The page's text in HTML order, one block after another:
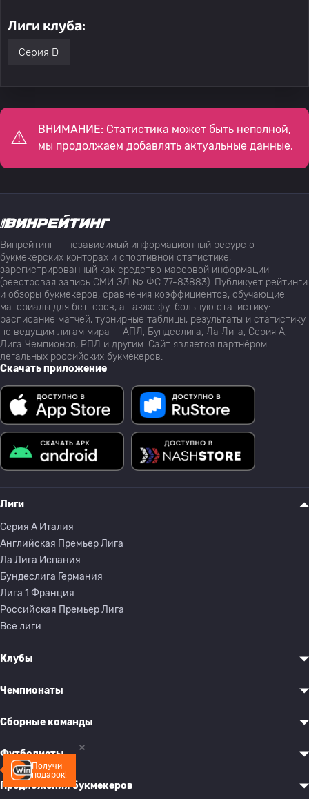
Лиги клуба:
Серия D
ВНИМАНИЕ: Статистика может быть неполной,
мы продолжаем добавлять актуальные данные.
Получи
подарок!
Винрейтинг — независимый информационный ресурс о
букмекерских конторах и спортивной статистике,
зарегистрированный как средство массовой информации
(реестровая запись СМИ ЭЛ № ФС 77-83883). Публикует рейтинги
и обзоры букмекеров, сравнения коэффициентов, обучающие
материалы для беттеров, а также футбольную статистику:
расписание матчей, турнирные таблицы, результаты и статистику
по ведущим лигам мира — АПЛ, Бундеслига, Ла Лига, Серия А,
Лига Чемпионов, РПЛ и другим. Сайт является партнёром
легальных российских букмекеров.
Скачать приложение
Лиги
Серия A Италия
Английская Премьер Лига
Ла Лига Испания
Бундеслига Германия
Лига 1 Франция
Российская Премьер Лига
Все лиги
Клубы
Чемпионаты
Сборные команды
Футболисты
Предложения букмекеров